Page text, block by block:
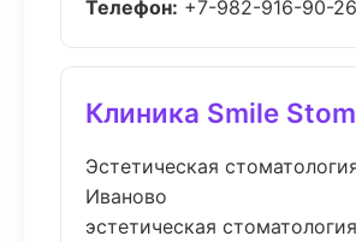
Телефон: +7-982-916-90-26
Клиника Smile
Эстетическая
Иваново
эстетическая